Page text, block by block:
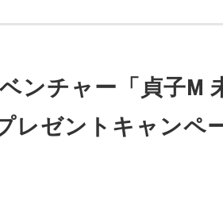
ンチャー「貞子M
レゼントキャンペ